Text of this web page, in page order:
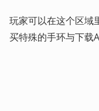
玩家可以在这个区域
买特殊的手环与下载